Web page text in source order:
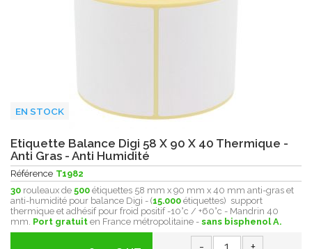
EN STOCK
Etiquette Balance Digi 58 X 90 X 40 Thermique -
Anti Gras - Anti Humidité
Référence T1982
30 rouleaux de 500 étiquettes 58 mm x 90 mm x 40 mm anti-gras et
anti-humidité pour balance Digi - (15.000 étiquettes) support
thermique et adhésif pour froid positif -10°c / +60°c - Mandrin 40
mm. Port gratuit en France métropolitaine - sans bisphenol A.
- +